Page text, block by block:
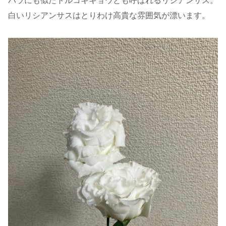
白いリシアンサスはとりわけ高貴な雰囲気が漂います。